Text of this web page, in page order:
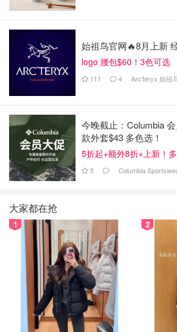
价格盘点
始祖鸟官网🔥8月上新
logo 腰包$60！3色可选
111 4 Arc'teryx 始祖
今晚截止：Columbia
款外套$43 多色选！
5折起+额外8折+上新！多
5 Columbia
大家都在抢
1 2